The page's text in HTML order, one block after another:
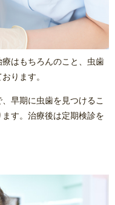
はもちろんのこと、虫歯
ります。
早期に虫歯を見つけるこ
す。治療後は定期検診を